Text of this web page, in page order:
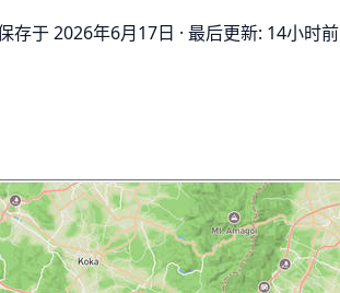
存于 2026年6月17日 · 最后更新: 14小时前